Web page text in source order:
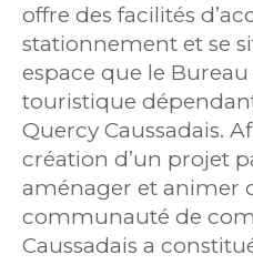
offre des facilités
stationnement et se
espace que le
touristique
Quercy Caussadais.
création d’un projet
aménager et animer
communauté de
Caussadais a